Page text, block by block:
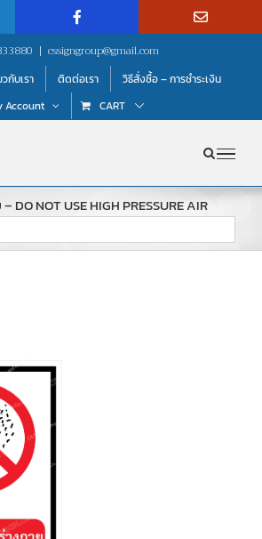
| cssigngroup@gmail.com
กับเรา ติดต่อเรา
วิธีสั่งซื้อ – การชำระเงิน
Account
CART
DO NOT USE HIGH PRESSURE AIR